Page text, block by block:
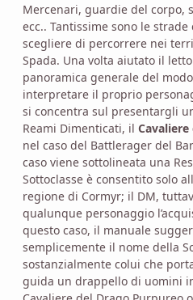
Mercenari, guardie del corpo,
ecc.. Tantissime sono le
scegliere di percorrere nei
Spada. Una volta aiutato il
panoramica generale del
interpretare il proprio
si concentra sul presentargli
Reami Dimenticati, il
nel caso del Battlerager del
caso viene sottolineata una
Sottoclasse è consentito solo
regione di Cormyr; il DM,
qualunque personaggio
questo caso, il manuale
semplicemente il nome della
sostanzialmente colui che
guida un drappello di uomini